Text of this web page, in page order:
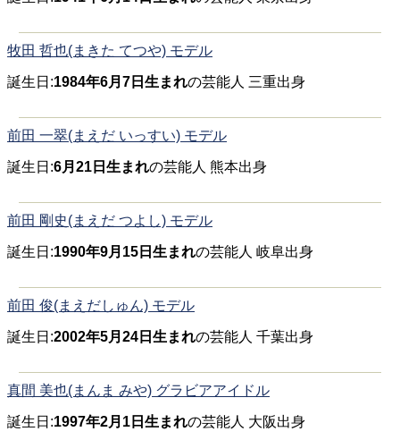
牧田 哲也(まきた てつや) モデル
誕生日:1984年6月7日生まれの芸能人 三重出身
前田 一翠(まえだ いっすい) モデル
誕生日:6月21日生まれの芸能人 熊本出身
前田 剛史(まえだ つよし) モデル
誕生日:1990年9月15日生まれの芸能人 岐阜出身
前田 俊(まえだしゅん) モデル
誕生日:2002年5月24日生まれの芸能人 千葉出身
真間 美也(まんま みや) グラビアアイドル
誕生日:1997年2月1日生まれの芸能人 大阪出身